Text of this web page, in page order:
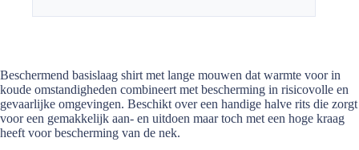
Beschermend basislaag shirt met lange mouwen dat warmte voor in
koude omstandigheden combineert met bescherming in risicovolle en
gevaarlijke omgevingen. Beschikt over een handige halve rits die zorgt
voor een gemakkelijk aan- en uitdoen maar toch met een hoge kraag
heeft voor bescherming van de nek.